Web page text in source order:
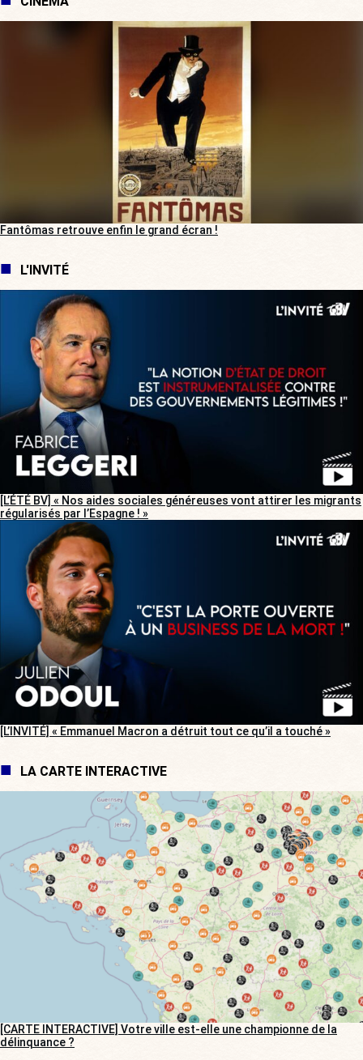
Fantômas retrouve enfin le grand écran !
L'INVITÉ
[L’ÉTÉ BV] « Nos aides sociales généreuses vont attirer les migrants
régularisés par l’Espagne ! »
[L’INVITÉ] « Emmanuel Macron a détruit tout ce qu’il a touché »
LA CARTE INTERACTIVE
[CARTE INTERACTIVE] Votre ville est-elle une championne de la
délinquance ?